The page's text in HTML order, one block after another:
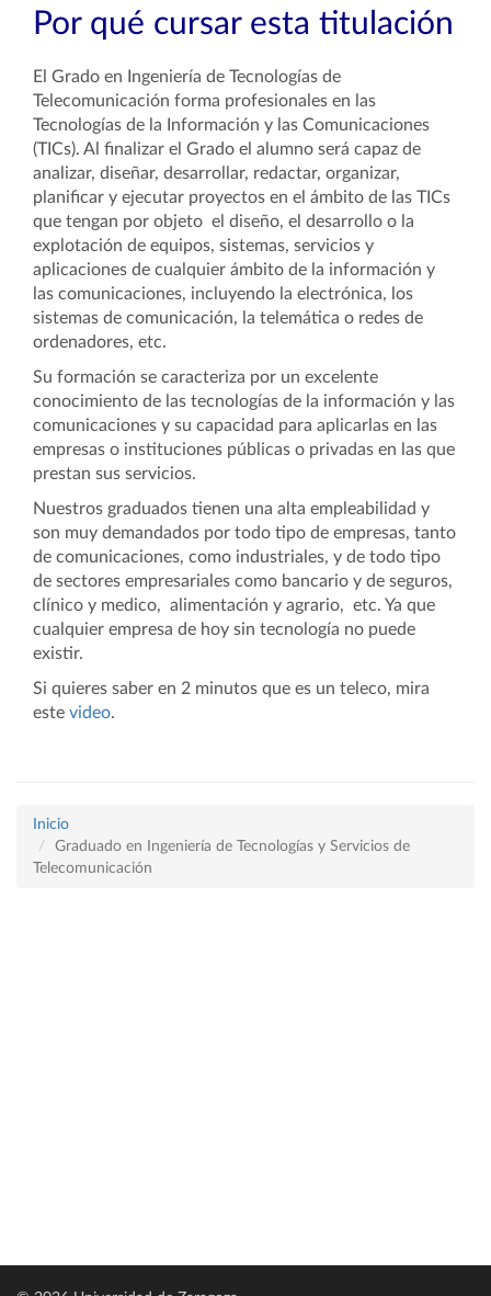
Por qué cursar esta titulación
El Grado en Ingeniería de Tecnologías de
Telecomunicación forma profesionales en las
Tecnologías de la Información y las Comunicaciones
(TICs). Al finalizar el Grado el alumno será capaz de
analizar, diseñar, desarrollar, redactar, organizar,
planificar y ejecutar proyectos en el ámbito de las TICs
que tengan por objeto el diseño, el desarrollo o la
explotación de equipos, sistemas, servicios y
aplicaciones de cualquier ámbito de la información y
las comunicaciones, incluyendo la electrónica, los
sistemas de comunicación, la telemática o redes de
ordenadores, etc.
Su formación se caracteriza por un excelente
conocimiento de las tecnologías de la información y las
comunicaciones y su capacidad para aplicarlas en las
empresas o instituciones públicas o privadas en las que
prestan sus servicios.
Nuestros graduados tienen una alta empleabilidad y
son muy demandados por todo tipo de empresas, tanto
de comunicaciones, como industriales, y de todo tipo
de sectores empresariales como bancario y de seguros,
clínico y medico, alimentación y agrario, etc. Ya que
cualquier empresa de hoy sin tecnología no puede
existir.
Si quieres saber en 2 minutos que es un teleco, mira
este video.
Inicio
Graduado en Ingeniería de Tecnologías y Servicios de
Telecomunicación